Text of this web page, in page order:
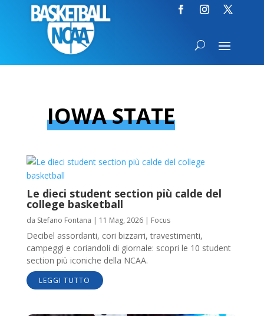
IOWA STATE
Le dieci student section più calde del
college basketball
da Stefano Fontana | 11 Mag, 2026| Focus
Decibel assordanti, cori bizzarri, travestimenti,
campeggi e coriandoli di giornale: scopri le 10 student
section più iconiche della NCAA.
LEGGI TUTTO